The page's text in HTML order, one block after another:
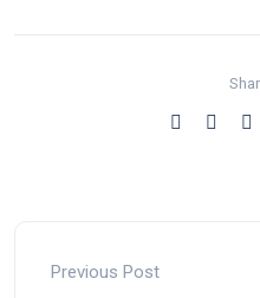
Previous Post